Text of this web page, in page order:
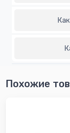
Похожие